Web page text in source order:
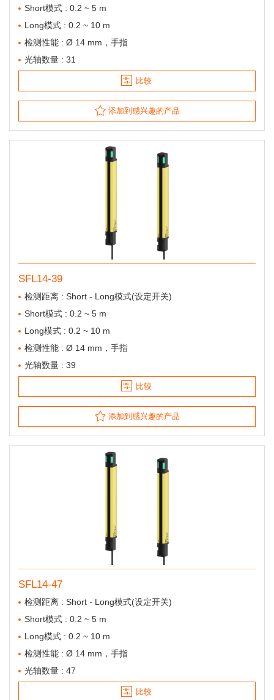
Short模式 : 0.2 ~ 5 m
Long模式 : 0.2 ~ 10 m
检测性能 : Ø 14 mm，手指
光轴数量 : 31
比较
添加到感兴趣的产品
SFL14-39
检测距离 : Short - Long模式(设定开关)
Short模式 : 0.2 ~ 5 m
Long模式 : 0.2 ~ 10 m
检测性能 : Ø 14 mm，手指
光轴数量 : 39
比较
添加到感兴趣的产品
SFL14-47
检测距离 : Short - Long模式(设定开关)
Short模式 : 0.2 ~ 5 m
Long模式 : 0.2 ~ 10 m
检测性能 : Ø 14 mm，手指
光轴数量 : 47
比较